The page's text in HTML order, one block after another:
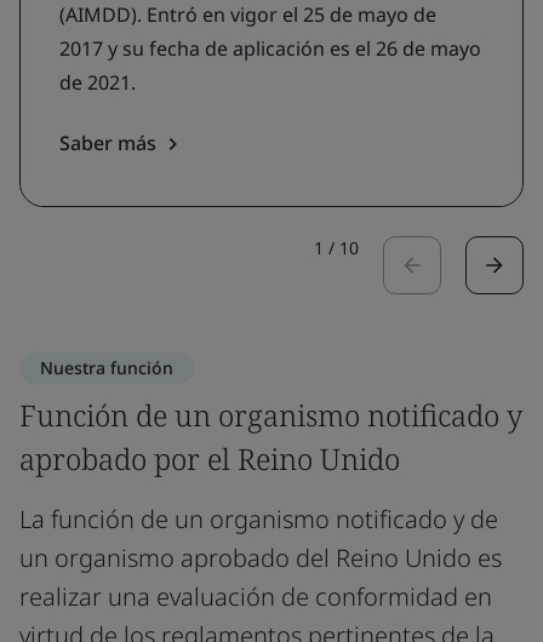
(AIMDD). Entró en vigor el 25 de mayo de
2017 y su fecha de aplicación es el 26 de mayo
de 2021.
Saber más
1 / 10
Nuestra función
Función de un organismo notificado y
aprobado por el Reino Unido
La función de un organismo notificado y de
un organismo aprobado del Reino Unido es
realizar una evaluación de conformidad en
virtud de los reglamentos pertinentes de la